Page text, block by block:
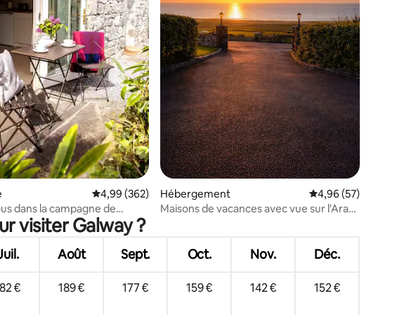
la base de 229 commentaires : 4,8 sur 5
Évaluation moyenne sur la base de 362 commentaires : 4,99 sur 5
4,99 (362)
dans la campagne de
d'Athenry
Hébergement Évaluation moyenne
4,96 (57)
Maisons de vacances avec vue sur l'Aran
visiter Galway ?
Août Sept. Oct. Nov. Déc.
€ 189 € 177 € 159 € 142 € 152 €